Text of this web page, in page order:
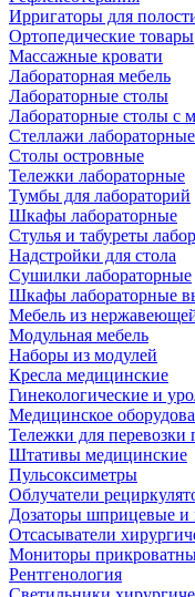
Ирригаторы для
Ортопедические товары
Массажные кровати
Лабораторная мебель
Лабораторные столы
Лабораторные столы с
Стеллажи лабораторные
Столы островные
Тележки лабораторные
Тумбы для лабораторий
Шкафы лабораторные
Стулья и табуреты
Надстройки для стола
Сушилки лабораторные
Шкафы лабораторные
Мебель из
Модульная мебель
Наборы из модулей
Кресла медицинские
Гинекологические и
Медицинское
Тележки для перевозки
Штативы медицинские
Пульсоксиметры
Облучатели
Дозаторы шприцевые
Отсасыватели
Мониторы
Рентгенология